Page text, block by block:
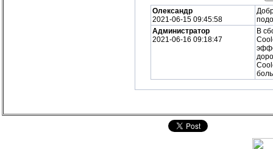
Олександр
2021-06-15 09:45:58
Администратор
2021-06-16 09:18:47
В